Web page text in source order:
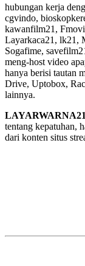
hubungan kerja
cgvindo,
kawanfilm21,
Layarkaca21, lk21,
Sogafime,
meng-host video
hanya berisi tautan
Drive, Uptobox,
lainnya.
LAYARWARNA21
tentang kepatuhan,
dari konten situs